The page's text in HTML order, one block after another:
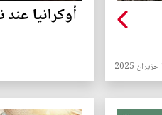
أوكرانيا